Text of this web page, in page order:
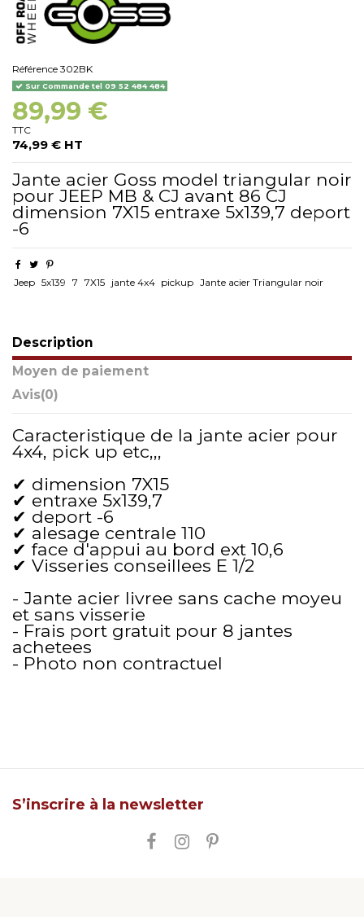
Référence 302BK
Sur Commande tel 09 52 484 484
89,99 €
TTC
74,99 € HT
Jante acier Goss model triangular noir
pour JEEP MB & CJ avant 86 CJ
dimension 7X15 entraxe 5x139,7 deport
-6
Jeep 5x139 7 7X15 jante 4x4 pickup Jante acier Triangular noir
Description
Moyen de paiement
Avis(0)
Caracteristique de la jante acier pour
4x4, pick up etc,,,
✔ dimension 7X15
✔ entraxe 5x139,7
✔ deport -6
✔ alesage centrale 110
✔ face d'appui au bord ext 10,6
✔ Visseries conseillees E 1/2
- Jante acier livree sans cache moyeu
et sans visserie
- Frais port gratuit pour 8 jantes
achetees
- Photo non contractuel
S’inscrire à la newsletter